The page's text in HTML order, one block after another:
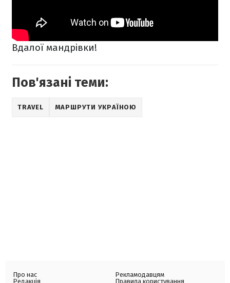
Вдалої мандрівки!
Пов'язані теми:
TRAVEL МАРШРУТИ УКРАЇНОЮ
Про нас
Редакція
Рекламодавцям
Правила користування